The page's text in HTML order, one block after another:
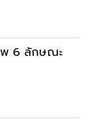
พ 6 ลักษณะ